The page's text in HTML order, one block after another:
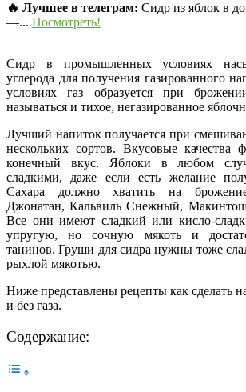
🔥 Лучшее в телеграм: Сидр из яблок в
—... Посмотреть!
Сидр в промышленных условиях
углерода для получения газированного
условиях газ образуется при
называться и тихое, негазированное
Лучший напиток получается при
нескольких сортов. Вкусовые качества
конечный вкус. Яблоки в любом
сладкими, даже если есть желание
Сахара должно хватить на
Джонатан, Кальвиль Снежный,
Все они имеют сладкий или кисло-
упругую, но сочную мякоть и
танинов. Груши для сидра нужны тоже
рыхлой мякотью.
Ниже представлены рецепты как сделать
и без газа.
Содержание: